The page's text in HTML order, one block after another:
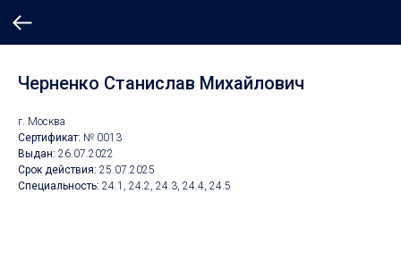
Черненко Станислав Михайлович
г. Москва
Сертификат: № 0013
Выдан: 26.07.2022
Срок действия: 25.07.2025
Специальность: 24.1, 24.2, 24.3, 24.4, 24.5